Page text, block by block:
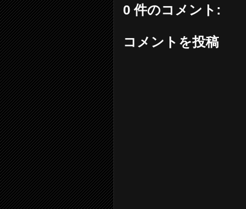
0 件のコメント:
コメントを投稿